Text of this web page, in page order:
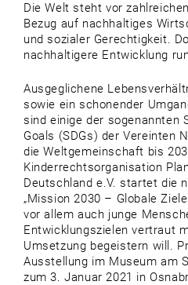
Die Welt steht vor
Bezug auf nachhaltiges
und sozialer Gerechtigkeit.
nachhaltigere Entwicklung
Ausgeglichene
sowie ein schonender
sind einige der sogenannten
Goals (SDGs) der Vereinten
die Weltgemeinschaft bis
Kinderrechtsorganisation
Deutschland e.V. startet die
„Mission 2030 – Globale
vor allem auch junge
Entwicklungszielen vertraut
Umsetzung begeistern will.
Ausstellung im Museum am
zum 3. Januar 2021 in